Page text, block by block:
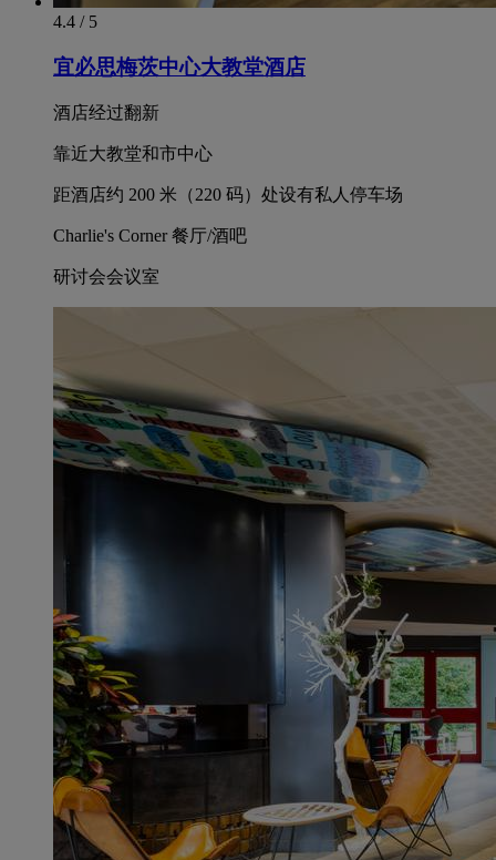
4.4 / 5
宜必思梅茨中心大教堂酒店
酒店经过翻新
靠近大教堂和市中心
距酒店约 200 米（220 码）处设有私人停车场
Charlie's Corner 餐厅/酒吧
研讨会会议室